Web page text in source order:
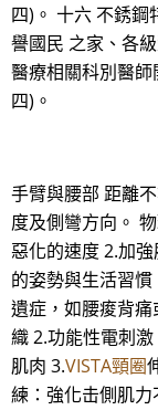
四)。 十六 不銹鋼
譽國民 之家、各
醫療相關科別醫
四)。
手臂與腰部 距離
度及側彎方向。
惡化的速度 2.加
的姿勢與生活習
遺症，如腰痠背
織 2.功能性電刺
肌肉 3.VISTA頸圈
練：強化击側肌